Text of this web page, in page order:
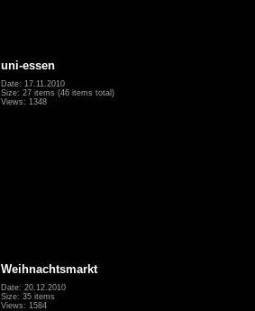
uni-essen
Date: 17.11.2010
Size: 27 items (46 items total)
Views: 1348
Weihnachtsmarkt
Date: 20.12.2010
Size: 35 items
Views: 1584